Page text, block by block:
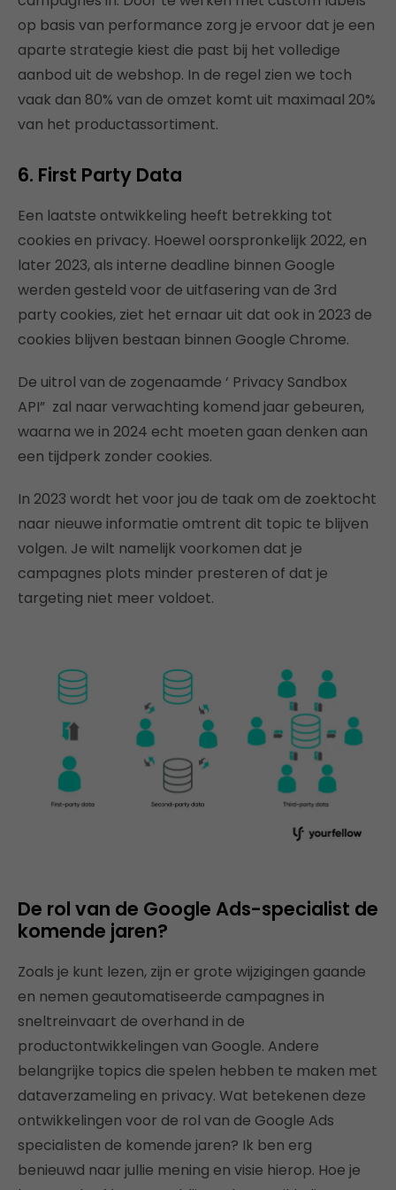
op basis van performance zorg je ervoor dat je een
aparte strategie kiest die past bij het volledige
aanbod uit de webshop. In de regel zien we toch
vaak dan 80% van de omzet komt uit maximaal 20%
van het productassortiment.
6. First Party Data
Een laatste ontwikkeling heeft betrekking tot
cookies en privacy. Hoewel oorspronkelijk 2022, en
later 2023, als interne deadline binnen Google
werden gesteld voor de uitfasering van de 3rd
party cookies, ziet het ernaar uit dat ook in 2023 de
cookies blijven bestaan binnen Google Chrome.
De uitrol van de zogenaamde ‘ Privacy Sandbox
API” zal naar verwachting komend jaar gebeuren,
waarna we in 2024 echt moeten gaan denken aan
een tijdperk zonder cookies.
In 2023 wordt het voor jou de taak om de zoektocht
naar nieuwe informatie omtrent dit topic te blijven
volgen. Je wilt namelijk voorkomen dat je
campagnes plots minder presteren of dat je
targeting niet meer voldoet.
De rol van de Google Ads-specialist de
komende jaren?
Zoals je kunt lezen, zijn er grote wijzigingen gaande
en nemen geautomatiseerde campagnes in
sneltreinvaart de overhand in de
productontwikkelingen van Google. Andere
belangrijke topics die spelen hebben te maken met
dataverzameling en privacy. Wat betekenen deze
ontwikkelingen voor de rol van de Google Ads
specialisten de komende jaren? Ik ben erg
benieuwd naar jullie mening en visie hierop. Hoe je